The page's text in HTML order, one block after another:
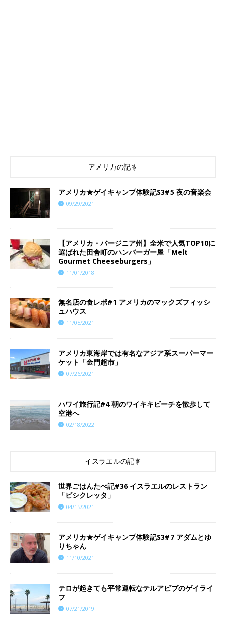
アメリカの記事
アメリカ★ゲイキャンプ体験記S3#5 夜の音楽会
09/29/2021
【アメリカ・バージニア州】全米で人気TOP10に
選ばれた田舎町のハンバーガー屋「Melt
Gourmet Cheeseburgers」
11/01/2018
無名店の食レポ#1 アメリカのマックズフィッシ
ュハウス
11/05/2021
アメリカ東海岸では有名なアジア系スーパーマー
ケット「金門超市」
07/26/2021
ハワイ旅行記#4 朝のワイキキビーチを散歩して
空港へ
02/18/2022
イスラエルの記事
世界ごはんたべ記#36 イスラエルのレストラン
「ビシクレッタ」
04/15/2021
​​アメリカ★ゲイキャンプ体験記S3#7 アダムとゆ
りちゃん
11/10/2021
テロが起きても平常運転なテルアビブのゲイライ
フ
07/21/2019